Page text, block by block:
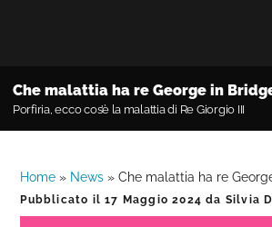
Che malattia ha re George in
Porfiria, ecco cos’è la malattia di Re Giorgio III
Home » News »Che malattia ha re
Pubblicato il17 Maggio 2024 da Silvia